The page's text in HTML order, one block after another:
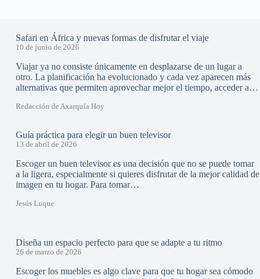
Safari en África y nuevas formas de disfrutar el viaje
10 de junio de 2026
Viajar ya no consiste únicamente en desplazarse de un lugar a
otro. La planificación ha evolucionado y cada vez aparecen más
alternativas que permiten aprovechar mejor el tiempo, acceder a…
Redacción de Axarquía Hoy
Guía práctica para elegir un buen televisor
13 de abril de 2026
Escoger un buen televisor es una decisión que no se puede tomar
a la ligera, especialmente si quieres disfrutar de la mejor calidad de
imagen en tu hogar. Para tomar…
Jesús Luque
Diseña un espacio perfecto para que se adapte a tu ritmo
26 de marzo de 2026
Escoger los muebles es algo clave para que tu hogar sea cómodo